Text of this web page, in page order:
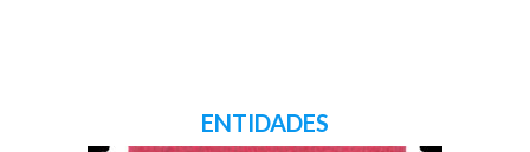
ENTIDADES